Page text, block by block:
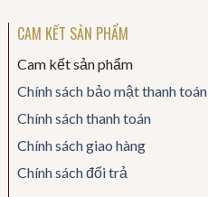
CAM KẾT SẢN PHẨM
Cam kết sản phẩm
Chính sách bảo mật thanh toán
Chính sách thanh toán
Chính sách giao hàng
Chính sách đổi trả